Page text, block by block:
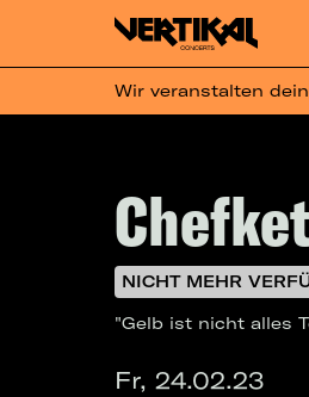
Wir veranstalten
Chefket
NICHT MEHR
"Gelb ist nicht alles
Fr, 24.02.23